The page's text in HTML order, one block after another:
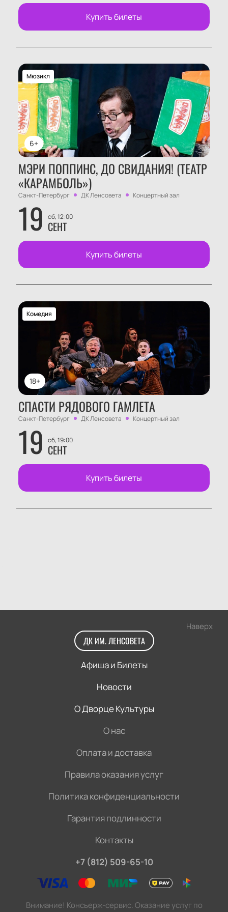
Купить билеты
6+
Мюзикл
МЭРИ ПОППИНС, ДО СВИДАНИЯ! (ТЕАТР
«КАРАМБОЛЬ»)
Санкт-Петербург ДК Ленсовета Концертный зал
19 сб, 12:00
СЕНТ
Купить билеты
18+
Комедия
СПАСТИ РЯДОВОГО ГАМЛЕТА
Санкт-Петербург ДК Ленсовета Концертный зал
19 сб, 19:00
СЕНТ
Купить билеты
Наверх
ДК ИМ. ЛЕНСОВЕТА
Афиша и Билеты
Новости
О Дворце Культуры
О нас
Оплата и доставка
Правила оказания услуг
Политика конфиденциальности
Гарантия подлинности
Контакты
+7 (812) 509-65-10
Внимание! Консьерж-сервис. Оказание услуг по